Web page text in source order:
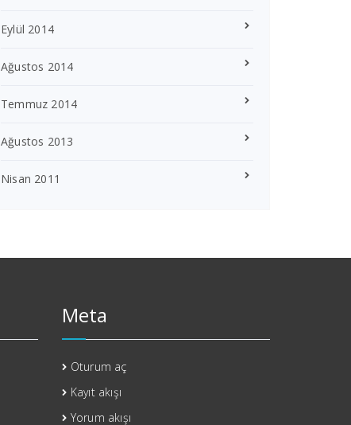
Eylül 2014
Ağustos 2014
Temmuz 2014
Ağustos 2013
Nisan 2011
Meta
Oturum aç
Kayıt akışı
Yorum akışı